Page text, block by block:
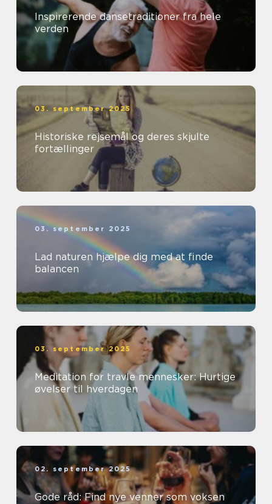
Inspirerende dansetraditioner fra hele
verden
03. september 2025
Historiske rejsemål og deres skjulte
fortællinger
03. september 2025
Lad naturen hjælpe dig med at finde
balancen
03. september 2025
Meditation for travle mennesker: Hurtige
øvelser til hverdagen
02. september 2025
Gode råd: Find nye venner som voksen